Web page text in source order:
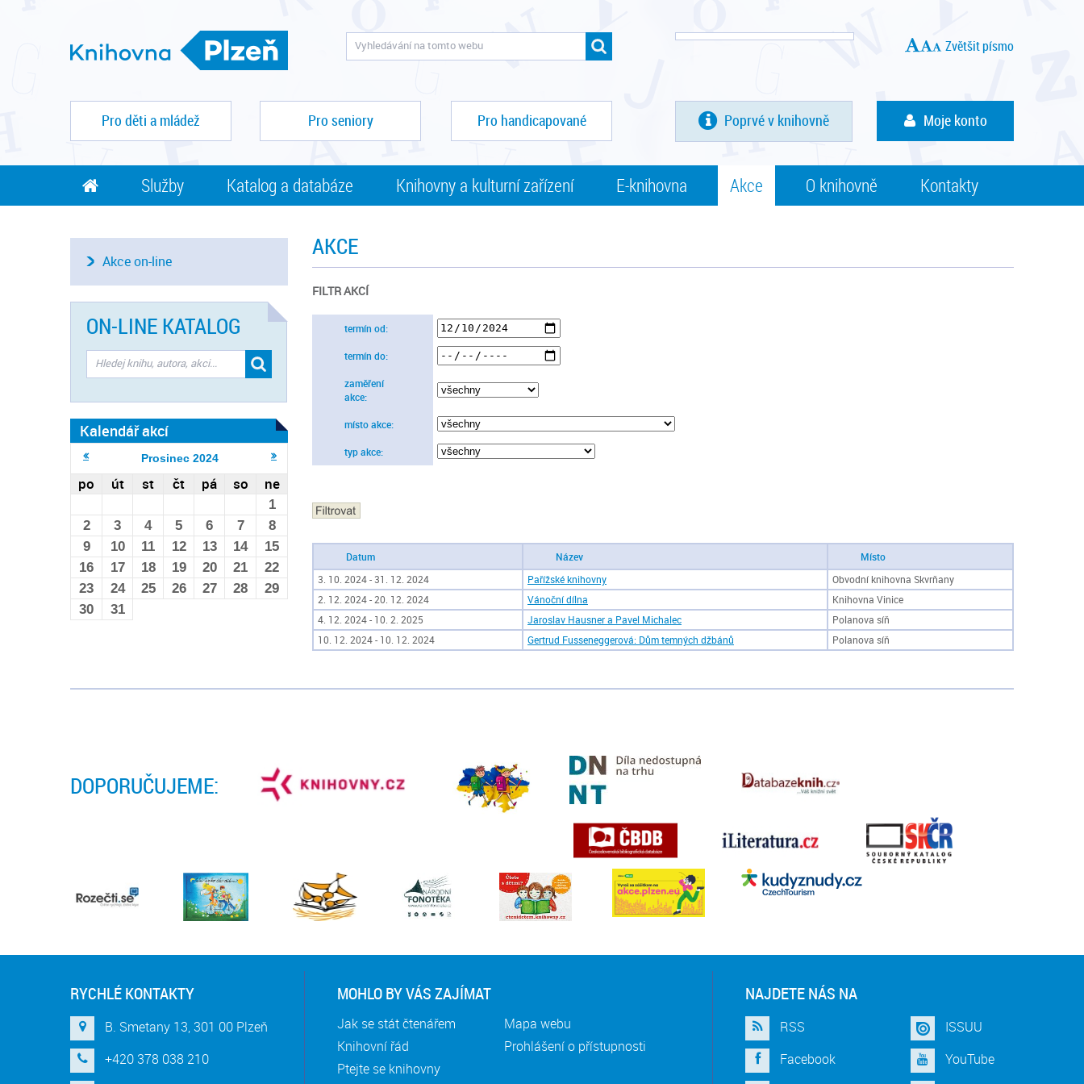
Zvětšit písmo
Pro děti a mládež Pro seniory Pro handicapované Poprvé v knihovně Moje konto
Služby Katalog a databáze Knihovny a kulturní zařízení E-knihovna Akce O knihovně Kontakty
AKCE
FILTR AKCÍ
termín od:
termín do:
zaměření
akce:
místo akce:
typ akce:
Datum Název
Místo
3. 10. 2024 - 31. 12. 2024
Pařížské knihovny
Obvodní knihovna Skvrňany
2. 12. 2024 - 20. 12. 2024
Vánoční dílna
Knihovna Vinice
4. 12. 2024 - 10. 2. 2025
Jaroslav Hausner a Pavel Michalec
Polanova síň
10. 12. 2024 - 10. 12. 2024
Gertrud Fusseneggerová: Dům temných džbánů Polanova síň
Akce on-line
ON-LINE KATALOG
Kalendář akcí
Prosinec 2024
po út st čt pá so ne
1
2
3 4 5 6 7
8
9
10 11 12 13 14
15
16
17 18 19 20 21
22
23
24 25 26 27 28
29
30
31
DOPORUČUJEME:
RYCHLÉ KONTAKTY
B. Smetany 13, 301 00 Plzeň
+420 378 038 210
MOHLO BY VÁS ZAJÍMAT
Jak se stát čtenářem
Knihovní řád
Ptejte se knihovny
Mapa webu
Prohlášení o přístupnosti
NAJDETE NÁS NA
RSS
Facebook
ISSUU
YouTube